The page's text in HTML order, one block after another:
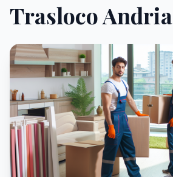
Trasloco Andria